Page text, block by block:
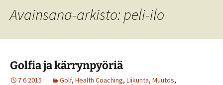
Avainsana-arkisto: peli-ilo
Golfia ja kärrynpyöriä
7.6.2015 Golf, Health Coaching, Liikunta, Muutos,